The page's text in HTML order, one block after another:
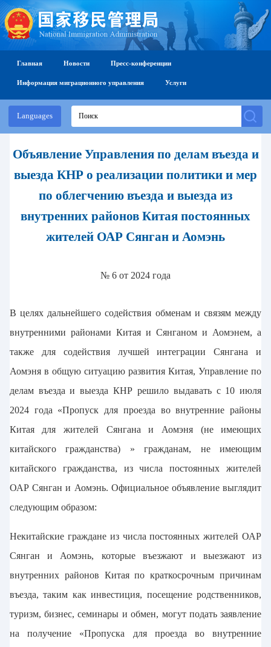
Languages
Главная Новости Пресс-конференции
Информация миграционного управления Услуги
Объявление Управления по делам въезда и
выезда КНР о реализации политики и мер
по облегчению въезда и выезда из
внутренних районов Китая постоянных
жителей ОАР Сянган и Аомэнь
№ 6 от 2024 года
В целях дальнейшего содействия обменам и связям между
внутренними районами Китая и Сянганом и Аомэнем, а
также для содействия лучшей интеграции Сянгана и
Аомэня в общую ситуацию развития Китая, Управление по
делам въезда и выезда КНР решило выдавать с 10 июля
2024 года «Пропуск для проезда во внутренние районы
Китая для жителей Сянгана и Аомэня (не имеющих
китайского гражданства) » гражданам, не имеющим
китайского гражданства, из числа постоянных жителей
ОАР Сянган и Аомэнь. Официальное объявление выглядит
следующим образом:
Некитайские граждане из числа постоянных жителей ОАР
Сянган и Аомэнь, которые въезжают и выезжают из
внутренних районов Китая по краткосрочным причинам
въезда, таким как инвестиция, посещение родственников,
туризм, бизнес, семинары и обмен, могут подать заявление
на получение «Пропуска для проезда во внутренние